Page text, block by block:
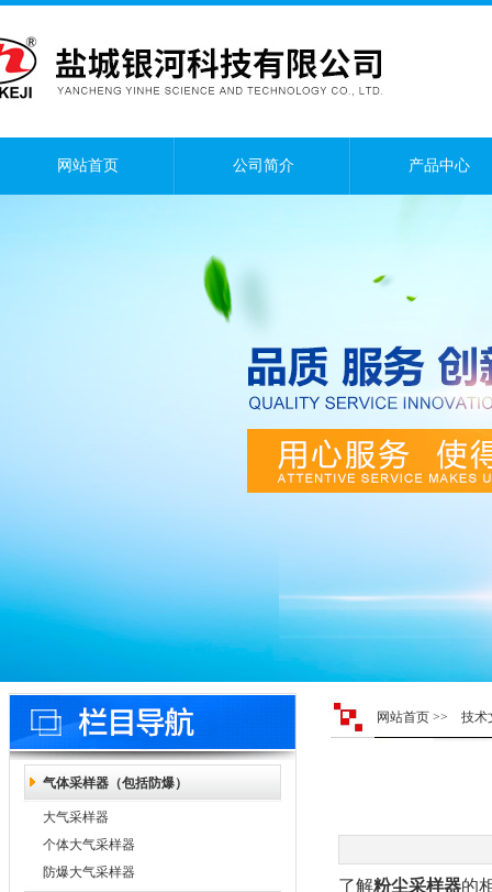
网站首页 公司简介 产品中心
气体采样器（包括防爆）
大气采样器
个体大气采样器
防爆大气采样器
网站首页 >> 技术
了解粉尘采样器的